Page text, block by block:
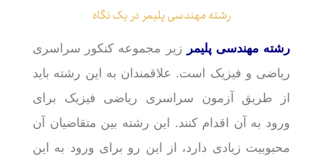
رشته مهندسی پلیمر در یک نگاه
رشته مهندسی پلیمر زیر مجموعه کنکور سراسری
ریاضی و فیزیک است. علاقمندان به این رشته باید
از طریق آزمون سراسری ریاضی فیزیک برای
ورود به آن اقدام کنند. این رشته بین متقاضیان آن
محبوبیت زیادی دارد، از این رو برای ورود به این